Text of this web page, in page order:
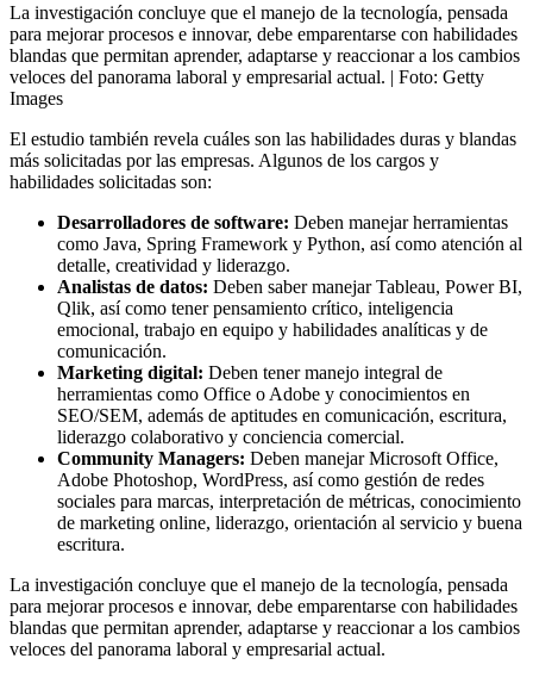
La investigación concluye que el manejo de la tecnología, pensada
para mejorar procesos e innovar, debe emparentarse con habilidades
blandas que permitan aprender, adaptarse y reaccionar a los cambios
veloces del panorama laboral y empresarial actual. | Foto: Getty
Images
El estudio también revela cuáles son las habilidades duras y blandas
más solicitadas por las empresas. Algunos de los cargos y
habilidades solicitadas son:
Desarrolladores de software: Deben manejar herramientas
como Java, Spring Framework y Python, así como atención al
detalle, creatividad y liderazgo.
Analistas de datos: Deben saber manejar Tableau, Power BI,
Qlik, así como tener pensamiento crítico, inteligencia
emocional, trabajo en equipo y habilidades analíticas y de
comunicación.
Marketing digital: Deben tener manejo integral de
herramientas como Office o Adobe y conocimientos en
SEO/SEM, además de aptitudes en comunicación, escritura,
liderazgo colaborativo y conciencia comercial.
Community Managers: Deben manejar Microsoft Office,
Adobe Photoshop, WordPress, así como gestión de redes
sociales para marcas, interpretación de métricas, conocimiento
de marketing online, liderazgo, orientación al servicio y buena
escritura.
La investigación concluye que el manejo de la tecnología, pensada
para mejorar procesos e innovar, debe emparentarse con habilidades
blandas que permitan aprender, adaptarse y reaccionar a los cambios
veloces del panorama laboral y empresarial actual.